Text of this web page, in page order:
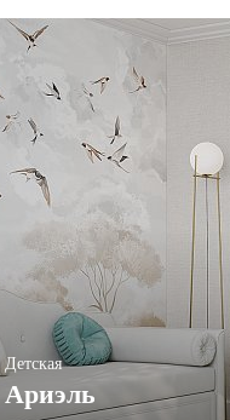
Детская
Ариэль